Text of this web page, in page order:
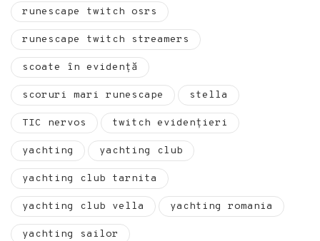
runescape twitch osrs
runescape twitch streamers
scoate în evidență
scoruri mari runescape stella
TIC nervos twitch evidențieri
yachting yachting club
yachting club tarnita
yachting club vella yachting romania
yachting sailor